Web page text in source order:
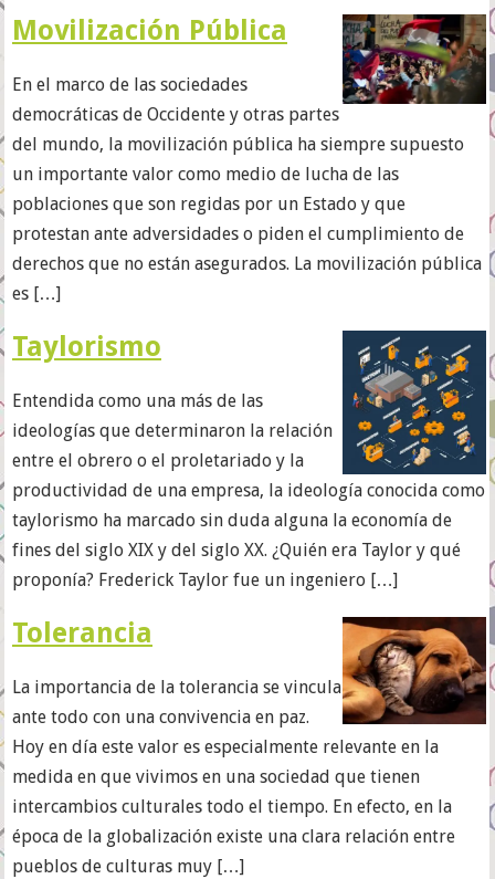
Movilización Pública
En el marco de las sociedades
democráticas de Occidente y otras partes
del mundo, la movilización pública ha siempre supuesto
un importante valor como medio de lucha de las
poblaciones que son regidas por un Estado y que
protestan ante adversidades o piden el cumplimiento de
derechos que no están asegurados. La movilización pública
es […]
Taylorismo
Entendida como una más de las
ideologías que determinaron la relación
entre el obrero o el proletariado y la
productividad de una empresa, la ideología conocida como
taylorismo ha marcado sin duda alguna la economía de
fines del siglo XIX y del siglo XX. ¿Quién era Taylor y qué
proponía? Frederick Taylor fue un ingeniero […]
Tolerancia
La importancia de la tolerancia se vincula
ante todo con una convivencia en paz.
Hoy en día este valor es especialmente relevante en la
medida en que vivimos en una sociedad que tienen
intercambios culturales todo el tiempo. En efecto, en la
época de la globalización existe una clara relación entre
pueblos de culturas muy […]